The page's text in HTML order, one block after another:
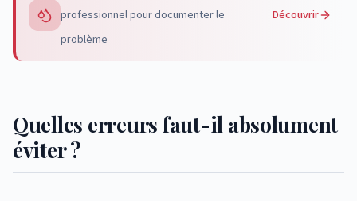
professionnel pour documenter le
problème
Découvrir
Quelles erreurs faut-il absolument
éviter ?